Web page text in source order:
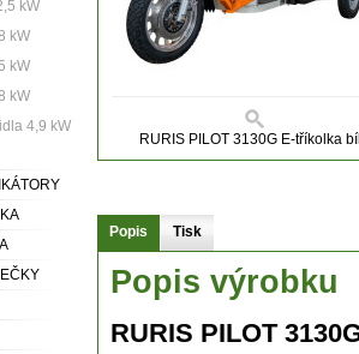
kW
kW
kW
kW
4,9 kW
RURIS PILOT 3130G E-tříkolka
Popis Tisk
Popis výrobku
RURIS PILOT